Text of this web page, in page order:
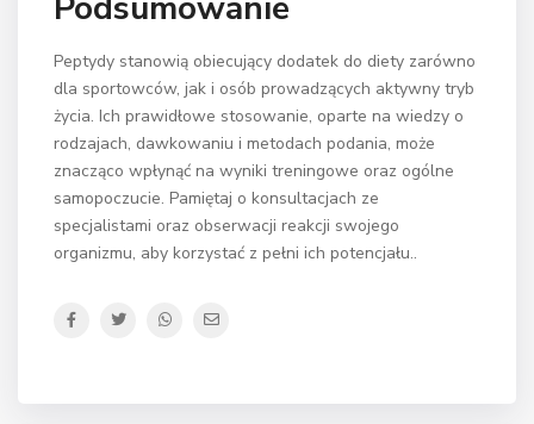
Peptydy stanowią obiecujący dodatek do diety zarówno
dla sportowców, jak i osób prowadzących aktywny tryb
życia. Ich prawidłowe stosowanie, oparte na wiedzy o
rodzajach, dawkowaniu i metodach podania, może
znacząco wpłynąć na wyniki treningowe oraz ogólne
samopoczucie. Pamiętaj o konsultacjach ze
specjalistami oraz obserwacji reakcji swojego
organizmu, aby korzystać z pełni ich potencjału..